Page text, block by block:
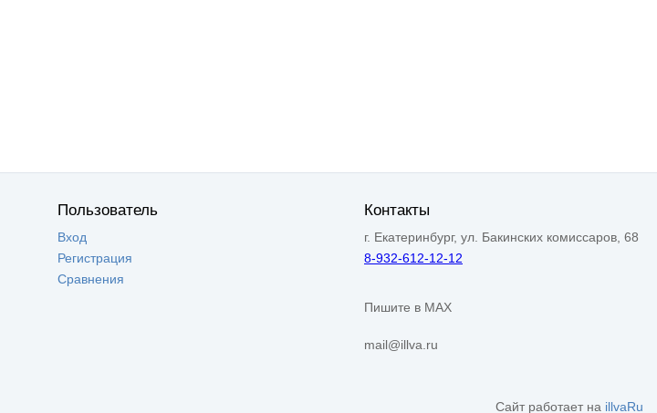
Пользователь
Вход
Регистрация
Сравнения
Контакты
г. Екатеринбург, ул. Бакинских комиссаров, 68
8-932-612-12-12
Пишите в MAX
mail@illva.ru
Сайт работает на illvaRu